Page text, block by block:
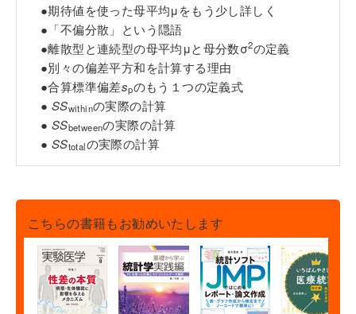
●期待値を使った母平均μをもう少し詳しく
●「不偏分散」という隠語
●離散型と連続型の母平均μと母分数σ2の定義
●別々の偏差平方和を計算する理由
●合算標準偏差spのもう１つの定義式
● SSwithinの実際の計算
● SSbetweenの実際の計算
● SStotalの実際の計算
こちらの書籍もお勧めいたします